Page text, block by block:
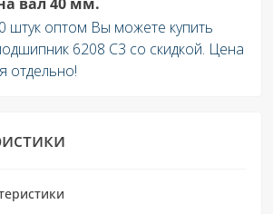
штук оптом Вы можете купить
6208 C3 со скидкой. Цена
отдельно!